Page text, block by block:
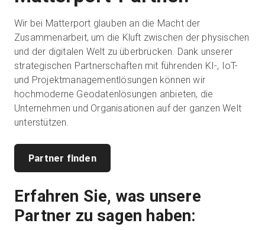
Kostenlose Testversion
Vertrieb:+49 6956 608908
DE
Wir bei Matterport glauben an die Macht der
Zusammenarbeit, um die Kluft zwischen der physischen
und der digitalen Welt zu überbrücken. Dank unserer
strategischen Partnerschaften mit führenden KI-, IoT-
und Projektmanagementlösungen können wir
hochmoderne Geodatenlösungen anbieten, die
Unternehmen und Organisationen auf der ganzen Welt
unterstützen.
Partner finden
Erfahren Sie, was unsere
Partner zu sagen haben: